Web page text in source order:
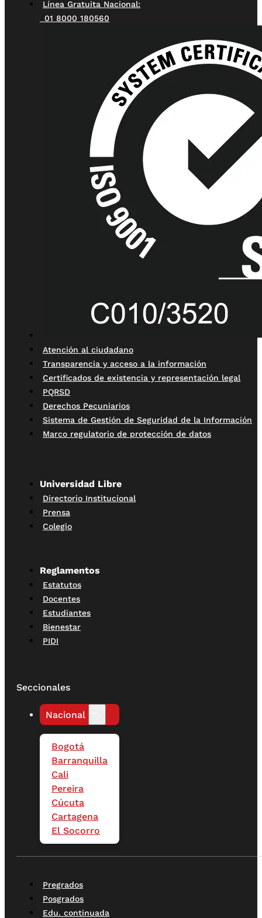
Línea Gratuita Nacional:
01 8000 180560
Atención al ciudadano
Transparencia y acceso a la información
Certificados de existencia y representación legal
PQRSD
Derechos Pecuniarios
Sistema de Gestión de Seguridad de la Información
Marco regulatorio de protección de datos
Universidad Libre
Directorio Institucional
Prensa
Colegio
Reglamentos
Estatutos
Docentes
Estudiantes
Bienestar
PIDI
Seccionales
Nacional
Bogotá
Barranquilla
Cali
Pereira
Cúcuta
Cartagena
El Socorro
Pregrados
Posgrados
Edu. continuada